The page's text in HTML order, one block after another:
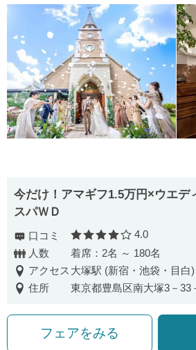
今だけ！アマギフ1.5万円×ウエデ
スパＷＤ
口コミ 口コミ評価
4.0
人数
着席：2名 ～ 180名
アクセス 大塚駅 (新宿・池袋・目白)
住所
東京都豊島区南大塚3－33
フェアをみる